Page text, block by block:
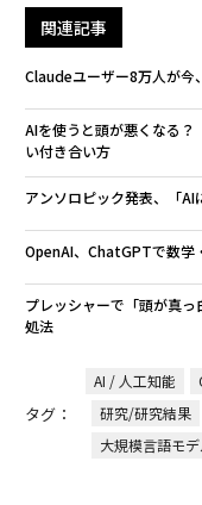
関連記事
Claudeユーザー8万人が今
AIを使うと頭が悪くなる？
い付き合い方
アンソロピック発表、「
OpenAI、ChatGPTで数学
プレッシャーで「頭が真
処法
タグ：
AI / 人工知能
研究/研究結果
大規模言語モ